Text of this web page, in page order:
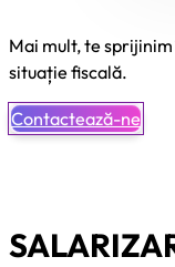
Mai mult, te
situație fiscală.
Contactează-ne